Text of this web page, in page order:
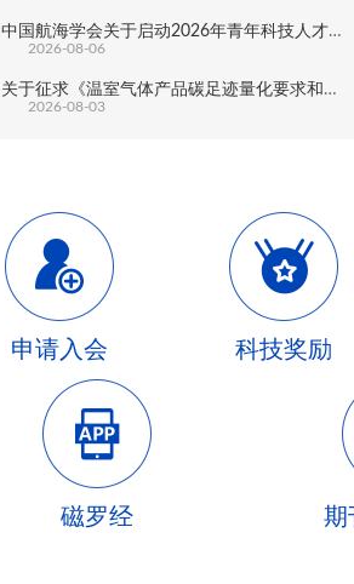
中国航海学会关于启动2026年青年科技人才培育工程工程师专项计划的通知
2026-08-06
关于征求《温室气体产品碳足迹量化要求和指南港口生产服务》团体标准意见的通知
2026-08-03
申请入会 科技奖励
磁罗经 期